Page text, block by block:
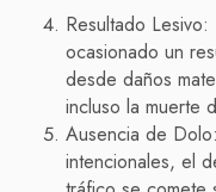
Resultado
ocasionado un
desde daños
incluso la muerte
Ausencia de
intencionales, el